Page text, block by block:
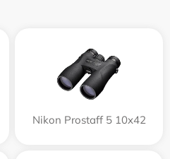
Nikon Prostaff 5 10x42